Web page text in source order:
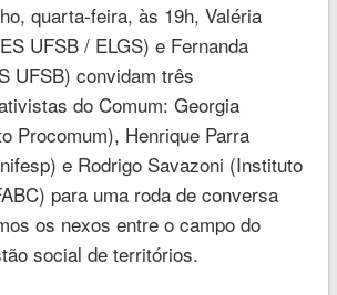
quarta-feira, às 19h, Valéria
UFSB / ELGS) e Fernanda
UFSB) convidam três
do Comum: Georgia
Procomum), Henrique Parra
e Rodrigo Savazoni (Instituto
para uma roda de conversa
os nexos entre o campo do
social de territórios.